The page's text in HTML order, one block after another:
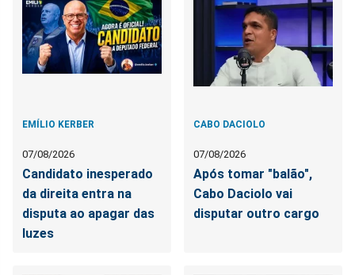
EMÍLIO KERBER
07/08/2026
Candidato inesperado
da direita entra na
disputa ao apagar das
luzes
CABO DACIOLO
07/08/2026
Após tomar "balão",
Cabo Daciolo vai
disputar outro cargo